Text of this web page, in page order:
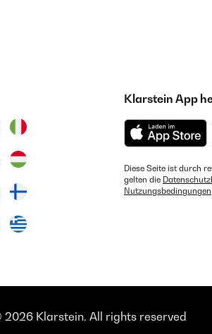
Klarstein App
Diese Seite ist durch
gelten die
Nutzungsbedingungen
Klarstein. All rights reserved